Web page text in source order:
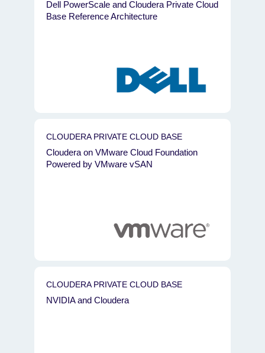
Dell PowerScale and Cloudera Private Cloud
Base Reference Architecture
CLOUDERA PRIVATE CLOUD BASE
Cloudera on VMware Cloud Foundation
Powered by VMware vSAN
CLOUDERA PRIVATE CLOUD BASE
NVIDIA and Cloudera